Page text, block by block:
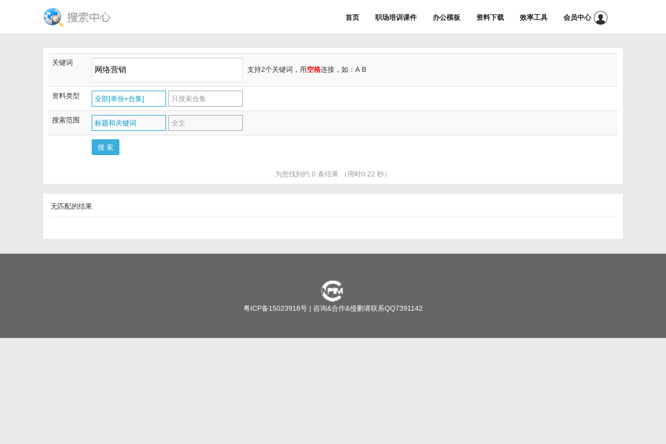
首页 职场培训课件 办公模板 资料下载 效率工具 会员中心
关键词
支持2个关键词，用空格连接，如：A B
资料类型 全部[单份+合集] 只搜索合集
搜索范围 标题和关键词 全文
为您找到约 0 条结果 （用时0.22 秒）
无匹配的结果
粤ICP备15023918号 | 咨询&合作&侵删请联系QQ7391142